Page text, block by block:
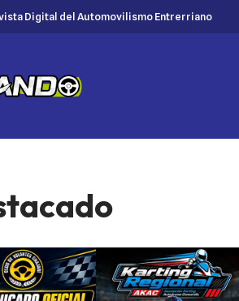
Digital del Automovilismo Entrerriano